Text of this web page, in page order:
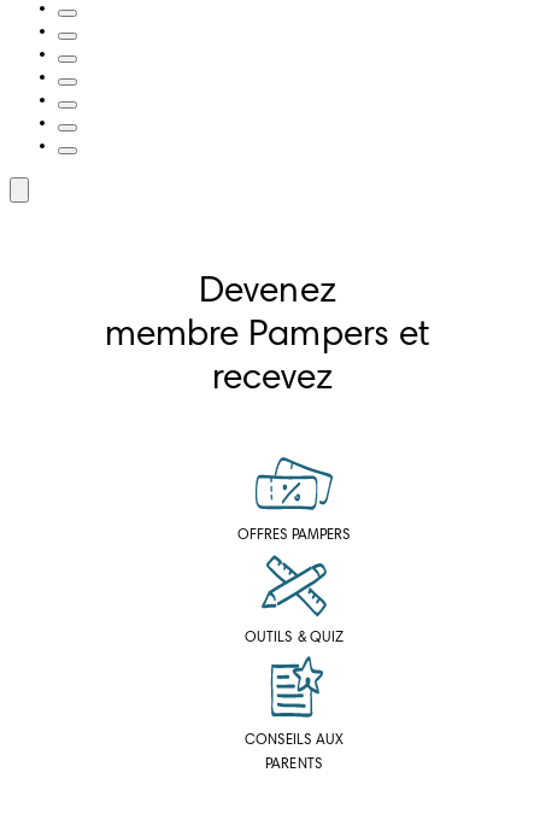
Devenez
membre Pampers et
recevez
OFFRES PAMPERS
OUTILS & QUIZ
CONSEILS AUX
PARENTS